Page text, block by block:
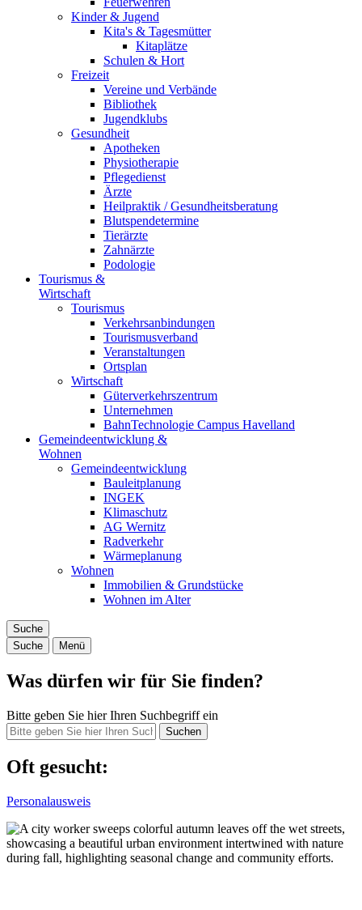
Kinder & Jugend
Kita's & Tagesmütter
Kitaplätze
Schulen & Hort
Freizeit
Vereine und Verbände
Bibliothek
Jugendklubs
Gesundheit
Apotheken
Physiotherapie
Pflegedienst
Ärzte
Heilpraktik / Gesundheitsberatung
Blutspendetermine
Tierärzte
Zahnärzte
Podologie
Tourismus &
Wirtschaft
Tourismus
Verkehrsanbindungen
Tourismusverband
Veranstaltungen
Ortsplan
Wirtschaft
Güterverkehrszentrum
Unternehmen
BahnTechnologie Campus Havelland
Gemeindeentwicklung &
Wohnen
Gemeindeentwicklung
Bauleitplanung
INGEK
Klimaschutz
AG Wernitz
Radverkehr
Wärmeplanung
Wohnen
Immobilien & Grundstücke
Wohnen im Alter
Suche
Suche
Menü
Was dürfen wir für Sie finden?
Bitte geben Sie hier Ihren Suchbegriff ein
Suchen
Oft gesucht:
Personalausweis